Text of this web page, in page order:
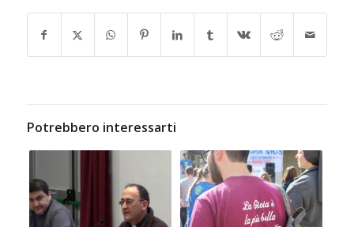
Potrebbero interessarti